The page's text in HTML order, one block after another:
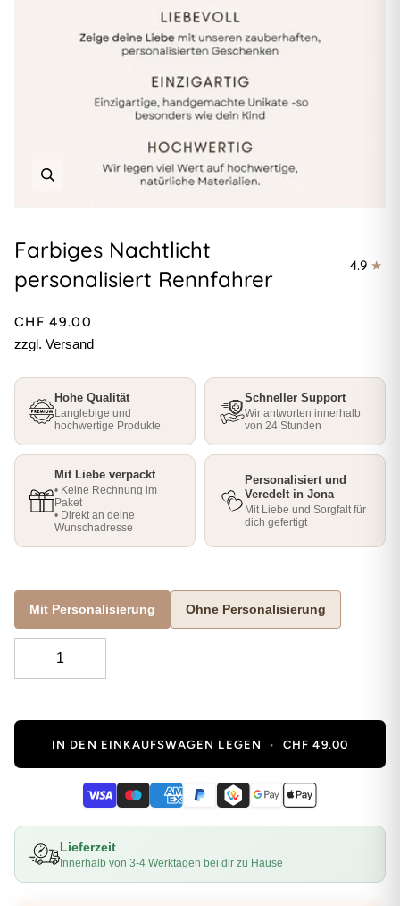
Farbiges Nachtlicht
personalisiert Rennfahrer
4.9
CHF 49.00
zzgl. Versand
Hohe Qualität
Langlebige und
hochwertige Produkte
Schneller Support
Wir antworten innerhalb
von 24 Stunden
Mit Liebe verpackt
• Keine Rechnung im
Paket
• Direkt an deine
Wunschadresse
Personalisiert und
Veredelt in Jona
Mit Liebe und Sorgfalt für
dich gefertigt
Mit Personalisierung Ohne Personalisierung
IN DEN EINKAUFSWAGEN LEGEN • CHF 49.00
Lieferzeit
Innerhalb von 3-4 Werktagen bei dir zu Hause